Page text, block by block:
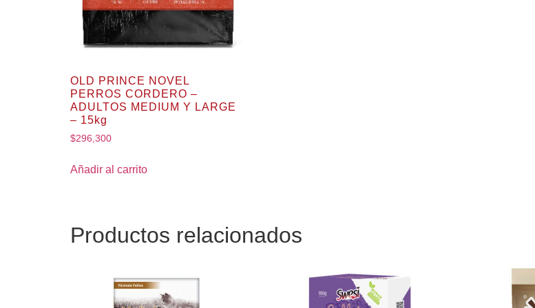
OLD PRINCE NOVEL
PERROS CORDERO –
ADULTOS MEDIUM Y LARGE
– 15kg
$296,300
Añadir al carrito
Productos relacionados